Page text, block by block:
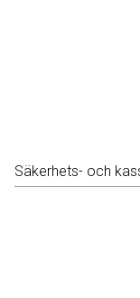
Säkerhets- och